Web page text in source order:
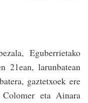
Eguberrietako
21ean, larunbatean
gaztetxoek ere
eta Ainara